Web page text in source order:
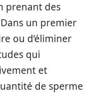
prenant des
un premier
ou d’éliminer
qui
et
de sperme